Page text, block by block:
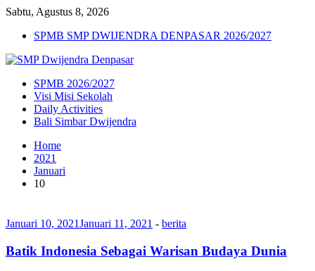
Sabtu, Agustus 8, 2026
SPMB SMP DWIJENDRA DENPASAR 2026/2027
SPMB 2026/2027
Visi Misi Sekolah
Daily Activities
Bali Simbar Dwijendra
Home
2021
Januari
10
Januari 10, 2021Januari 11, 2021 - berita
Batik Indonesia Sebagai Warisan Budaya Dunia